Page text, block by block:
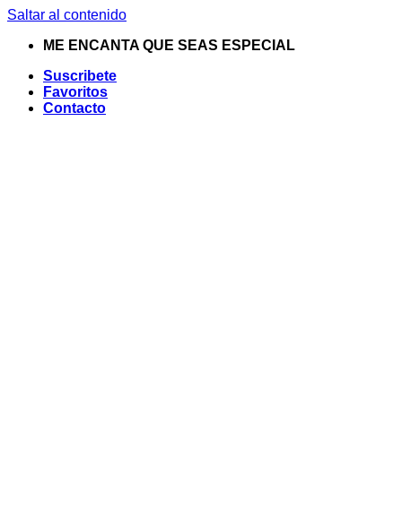
Saltar al contenido
ME ENCANTA QUE SEAS ESPECIAL
Suscribete
Favoritos
Contacto